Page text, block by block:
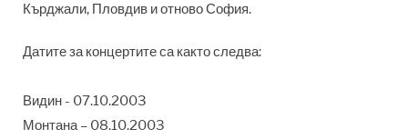
Кърджали, Пловдив и отново София.
Датите за концертите са както следва:
Видин - 07.10.2003
Монтана – 08.10.2003